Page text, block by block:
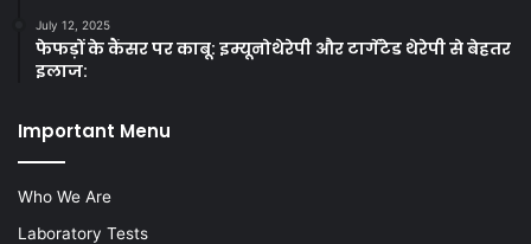
July 12, 2025
फेफड़ों के कैंसर पर काबू: इम्यूनोथेरेपी और टार्गेटेड थेरेपी से बेहतर
इलाज:
Important Menu
Who We Are
Laboratory Tests